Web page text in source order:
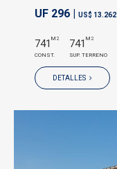
UF 296 | US$ 13.262
741 M2
CONST.
741 M2
SUP. TERRENO
DETALLES